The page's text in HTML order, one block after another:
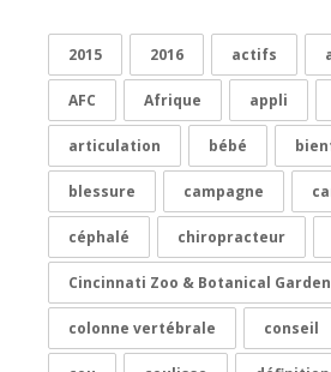
2015 2016 actifs
AFC Afrique appli
articulation bébé
blessure campagne
céphalé chiropracteur
Cincinnati Zoo & Botanical Garden
colonne vertébrale conseil